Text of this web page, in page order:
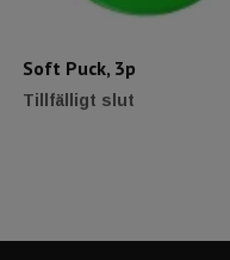
Soft Puck, 3p
Tillfälligt slut